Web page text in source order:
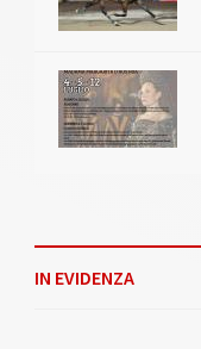
IN EVIDENZA